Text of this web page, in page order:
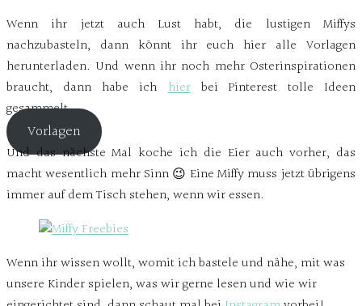
Wenn ihr jetzt auch Lust habt, die lustigen Miffys
nachzubasteln, dann könnt ihr euch hier alle Vorlagen
herunterladen. Und wenn ihr noch mehr Osterinspirationen
braucht, dann habe ichhierbei Pinterest tolle Ideen
gesammelt.
Vorlagen
Und das nächste Mal koche ich die Eier auch vorher, das
macht wesentlich mehr Sinn 😉 Eine Miffy muss jetzt übrigens
immer auf dem Tisch stehen, wenn wir essen.
Wenn ihr wissen wollt, womit ich bastele und nähe, mit was
unsere Kinder spielen, was wir gerne lesen und wie wir